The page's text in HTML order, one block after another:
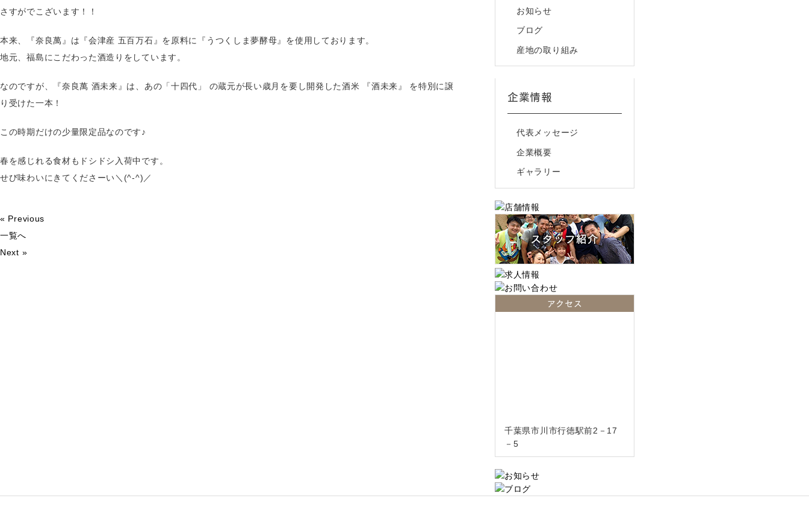
さすがでこざいます！！
本来、『奈良萬』は『会津産 五百万石』を原料に『うつくしま夢酵母』を使用しております。
地元、福島にこだわった酒造りをしています。
なのですが、『奈良萬 酒未来』は、あの「十四代」 の蔵元が長い歳月を要し開発した酒米 『酒未来』 を特別に譲
り受けた一本！
この時期だけの少量限定品なのです♪
春を感じれる食材もドシドシ入荷中です。
せび味わいにきてくださーい＼(^-^)／
« Previous
一覧へ
Next »
お知らせ
ブログ
産地の取り組み
企業情報
代表メッセージ
企業概要
ギャラリー
アクセス
千葉県市川市行徳駅前2－17
－5